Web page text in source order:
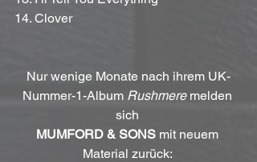
14. Clover
Nur wenige Monate nach ihrem UK-
Nummer-1-Album Rushmere melden
sich
MUMFORD & SONS mit neuem
Material zurück: